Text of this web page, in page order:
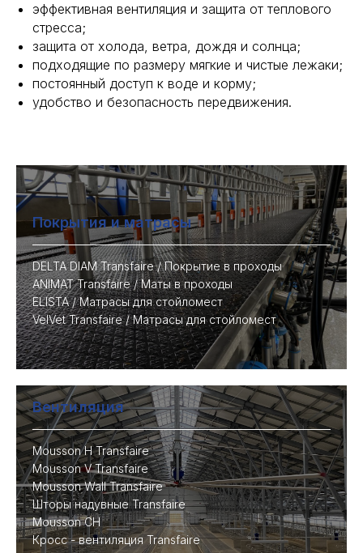
эффективная вентиляция и защита от теплового
стресса;
защита от холода, ветра, дождя и солнца;
подходящие по размеру мягкие и чистые лежаки;
постоянный доступ к воде и корму;
удобство и безопасность передвижения.
Покрытия и матрасы
DELTA DIAM Transfaire / Покрытие в проходы
ANIMAT Transfaire / Маты в проходы
ELISTA / Матрасы для стойломест
VelVet Transfaire / Матрасы для стойломест
Вентиляция
Mousson H Transfaire
Mousson V Transfaire
Mousson Wall Transfaire
Шторы надувные Transfaire
Mousson CH
Кросс - вентиляция Transfaire